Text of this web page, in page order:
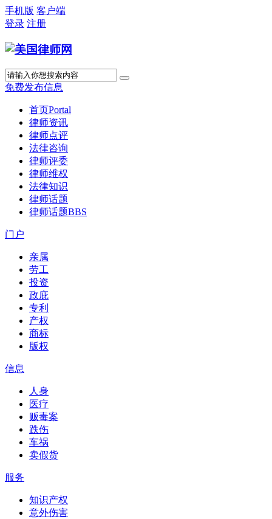
手机版 客户端
登录 注册
免费发布信息
首页Portal
律师资讯
律师点评
法律咨询
律师评委
律师维权
法律知识
律师话题
律师话题BBS
门户
亲属
劳工
投资
政庇
专利
产权
商标
版权
信息
人身
医疗
贩毒案
跌伤
车祸
卖假货
服务
知识产权
意外伤害